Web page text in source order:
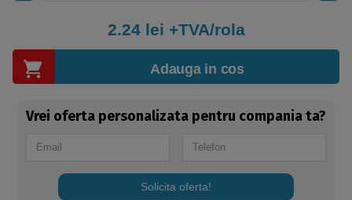
2.24lei +TVA/rola
Adauga in cos
Vrei oferta personalizata pentru compania ta?
Solicita oferta!